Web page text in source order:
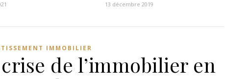
13 décembre 2019
IMMOBILIER
de l’immobilier en